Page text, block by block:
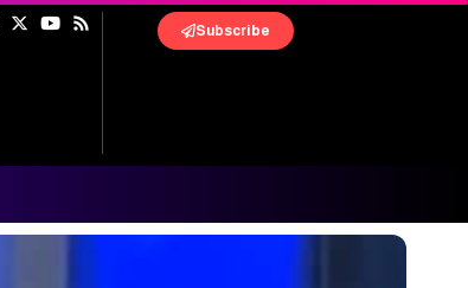
Subscribe